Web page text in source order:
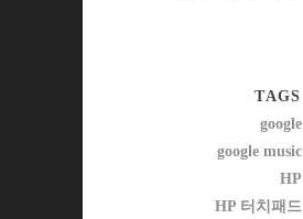
TAGS
google
google music
HP
HP 터치패드